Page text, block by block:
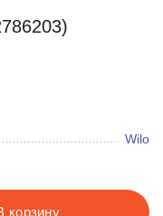
Wilo
корзину